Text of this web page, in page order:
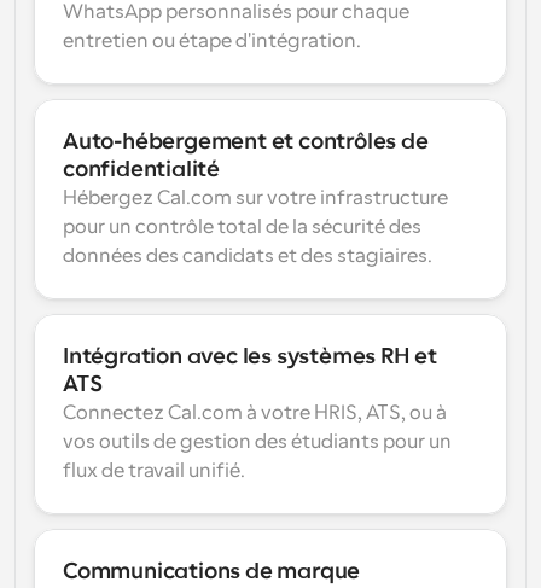
WhatsApp personnalisés pour chaque
entretien ou étape d'intégration.
Auto-hébergement et contrôles de
confidentialité
Hébergez Cal.com sur votre infrastructure
pour un contrôle total de la sécurité des
données des candidats et des stagiaires.
Intégration avec les systèmes RH et
ATS
Connectez Cal.com à votre HRIS, ATS, ou à
vos outils de gestion des étudiants pour un
flux de travail unifié.
Communications de marque